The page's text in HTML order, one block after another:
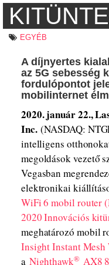
EGYÉB
A díjnyertes
az 5G sebesség
fordulópontot
mobilinternet
2020. január 22.,
Inc.(NASDAQ:
intelligens
megoldások vezető
Vegasban
elektronikai
WiFi 6 mobil router
2020 Innovációs
meghatározó mobil
Insight Instant Mesh
a Nighthawk®AX8